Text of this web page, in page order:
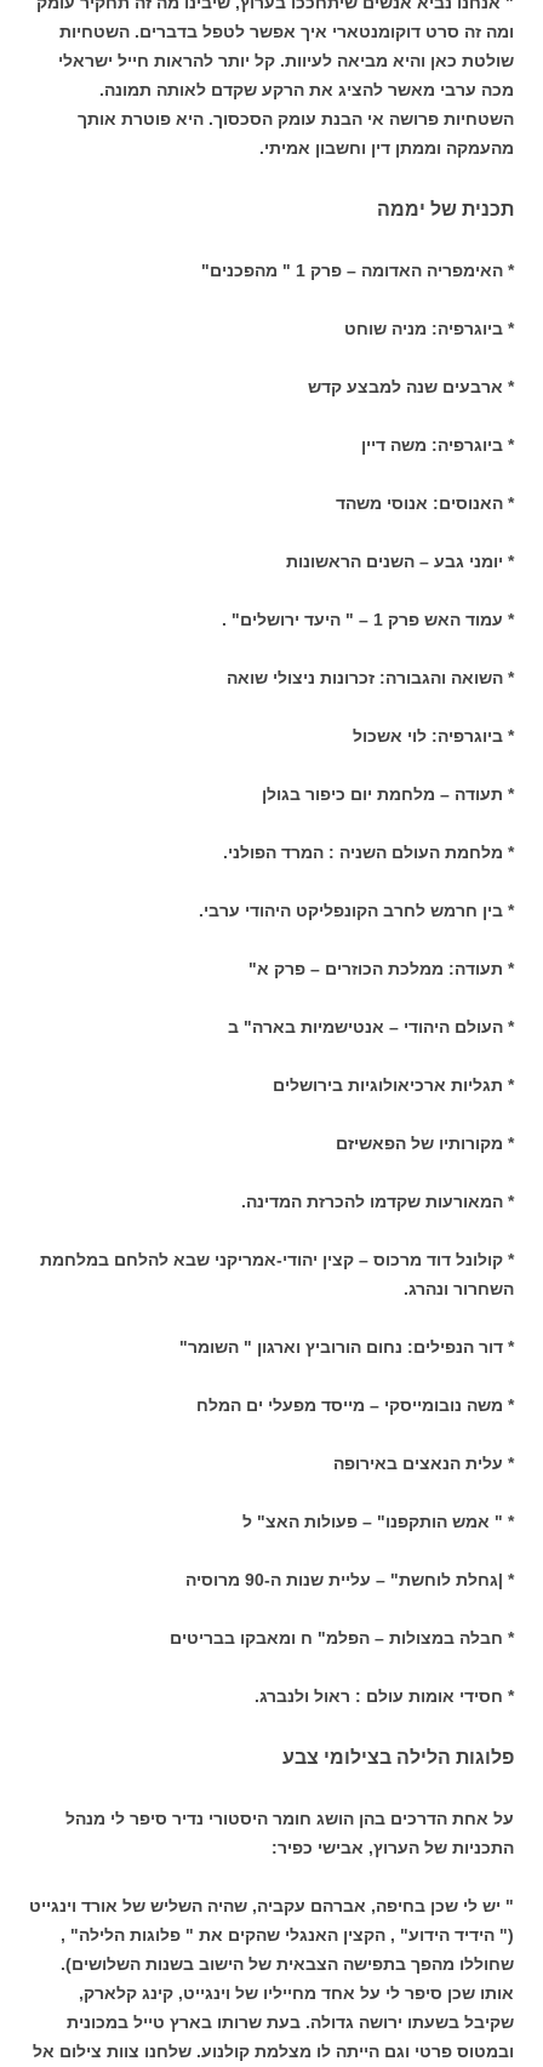
ומה זה סרט דוקומנטארי איך אפשר לטפל בדברים. השטחיות
שולטת כאן והיא מביאה לעיוות. קל יותר להראות חייל ישראלי
מכה ערבי מאשר להציג את הרקע שקדם לאותה תמונה.
השטחיות פרושה אי הבנת עומק הסכסוך. היא פוטרת אותך
מהעמקה וממתן דין וחשבון אמיתי.
תכנית של יממה
* האימפריה האדומה – פרק 1 " מהפכנים"
* ביוגרפיה: מניה שוחט
* ארבעים שנה למבצע קדש
* ביוגרפיה: משה דיין
* האנוסים: אנוסי משהד
* יומני גבע – השנים הראשונות
* עמוד האש פרק 1 – " היעד ירושלים" .
* השואה והגבורה: זכרונות ניצולי שואה
* ביוגרפיה: לוי אשכול
* תעודה – מלחמת יום כיפור בגולן
* מלחמת העולם השניה : המרד הפולני.
* בין חרמש לחרב הקונפליקט היהודי ערבי.
* תעודה: ממלכת הכוזרים – פרק א"
* העולם היהודי – אנטישמיות בארה" ב
* תגליות ארכיאולוגיות בירושלים
* מקורותיו של הפאשיזם
* המאורעות שקדמו להכרזת המדינה.
* קולונל דוד מרכוס – קצין יהודי-אמריקני שבא להלחם במלחמת
השחרור ונהרג.
* דור הנפילים: נחום הורוביץ וארגון " השומר"
* משה נובומייסקי – מייסד מפעלי ים המלח
* עלית הנאצים באירופה
* " אמש הותקפנו" – פעולות האצ" ל
* |גחלת לוחשת" – עליית שנות ה-90 מרוסיה
* חבלה במצולות – הפלמ" ח ומאבקו בבריטים
* חסידי אומות עולם : ראול ולנברג.
פלוגות הלילה בצילומי צבע
על אחת הדרכים בהן הושג חומר היסטורי נדיר סיפר לי מנהל
התכניות של הערוץ, אבישי כפיר:
" יש לי שכן בחיפה, אברהם עקביה, שהיה השליש של אורד וינגייט
(" הידיד הידוע" , הקצין האנגלי שהקים את " פלוגות הלילה" ,
שחוללו מהפך בתפישה הצבאית של הישוב בשנות השלושים).
אותו שכן סיפר לי על אחד מחייליו של וינגייט, קינג קלארק,
שקיבל בשעתו ירושה גדולה. בעת שרותו בארץ טייל במכונית
ובמטוס פרטי וגם הייתה לו מצלמת קולנוע. שלחנו צוות צילום אל